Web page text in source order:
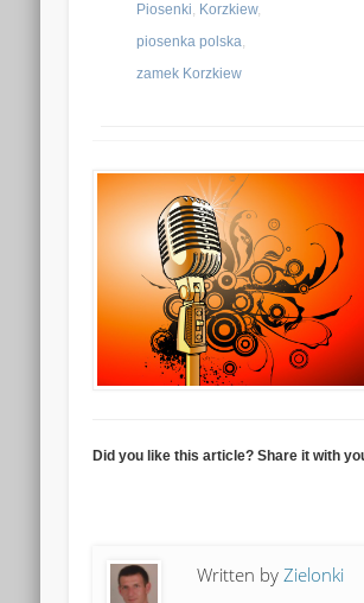
Piosenki, Korzkiew,
piosenka polska,
zamek Korzkiew
Did you like this article? Share it with
Written by Zielonki